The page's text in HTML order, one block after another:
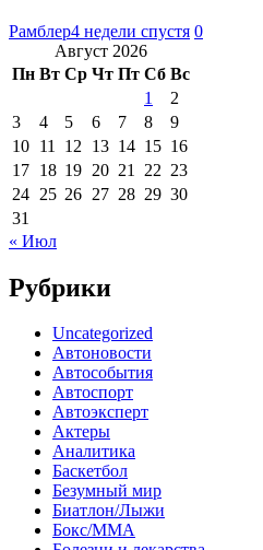
Рамблер4 недели спустя 0
Август 2026
Пн Вт Ср Чт Пт Сб Вс
1
2
3
4 5 6 7 8
9
10 11 12 13 14 15 16
17 18 19 20 21 22 23
24 25 26 27 28 29 30
31
« Июл
Рубрики
Uncategorized
Автоновости
Автособытия
Автоспорт
Автоэксперт
Актеры
Аналитика
Баскетбол
Безумный мир
Биатлон/Лыжи
Бокс/MMA